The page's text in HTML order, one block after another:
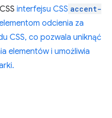
interfejsu CSS accent-
odcienia za
CSS, co pozwala uniknąć
elementów i umożliwia